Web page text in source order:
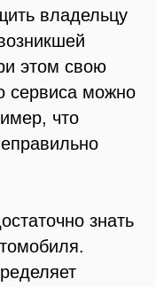
владельцу
этом свою
сервиса можно
что
знать